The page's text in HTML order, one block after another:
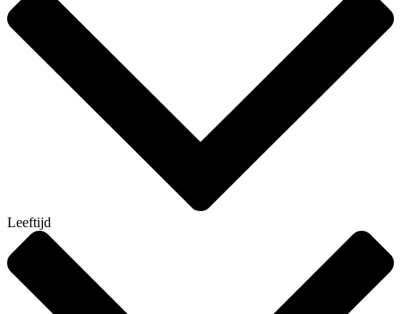
Leeftijd